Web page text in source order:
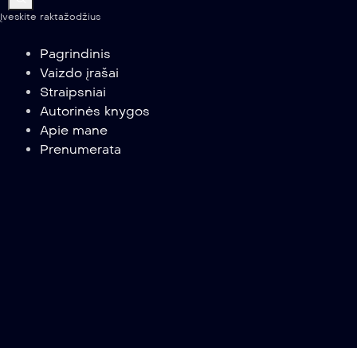
Įveskite raktažodžius
Pagrindinis
Vaizdo įrašai
Straipsniai
Autorinės knygos
Apie mane
Prenumerata